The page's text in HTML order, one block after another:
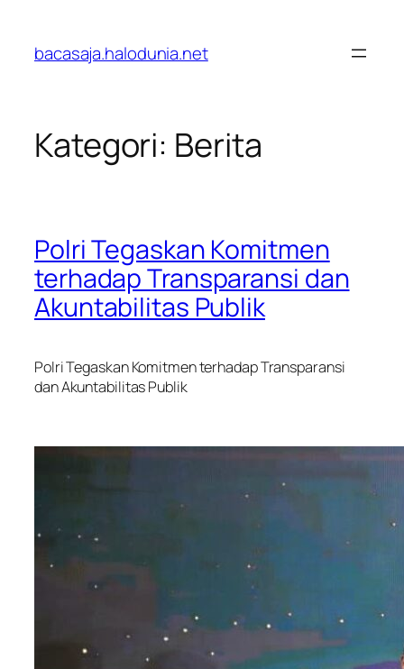
konten
bacasaja.halodunia.net
Kategori: Berita
Polri Tegaskan Komitmen
terhadap Transparansi dan
Akuntabilitas Publik
Polri Tegaskan Komitmen terhadap Transparansi
dan Akuntabilitas Publik